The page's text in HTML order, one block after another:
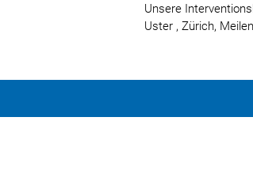
Unsere
Uster , Zürich,